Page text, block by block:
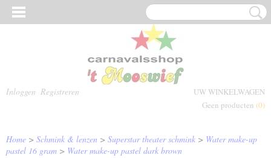
Inloggen Registreren
UW WINKELWAGEN
Geen producten (0)
Home > Schmink & lenzen > Superstar theater schmink > Water make-up
pastel 16 gram > Water make-up pastel dark brown